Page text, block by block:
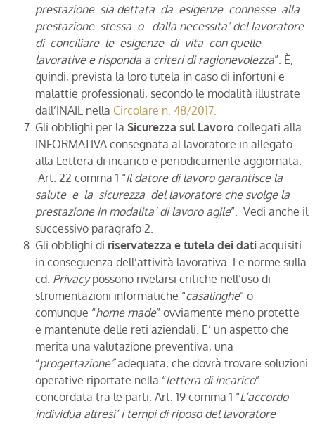
prestazione sia dettata da esigenze connesse alla
prestazione stessa o dalla necessita’ del lavoratore
di conciliare le esigenze di vita con quelle
lavorative e risponda a criteri di ragionevolezza”. È,
quindi, prevista la loro tutela in caso di infortuni e
malattie professionali, secondo le modalità illustrate
dall’INAIL nella Circolare n. 48/2017.
Gli obblighi per la Sicurezza sul Lavoro collegati alla
INFORMATIVA consegnata al lavoratore in allegato
alla Lettera di incarico e periodicamente aggiornata.
Art. 22 comma 1 “Il datore di lavoro garantisce la
salute e la sicurezza del lavoratore che svolge la
prestazione in modalita’ di lavoro agile”. Vedi anche il
successivo paragrafo 2.
Gli obblighi di riservatezza e tutela dei dati acquisiti
in conseguenza dell’attività lavorativa. Le norme sulla
cd. Privacypossono rivelarsi critiche nell’uso di
strumentazioni informatiche “casalinghe” o
comunque “home made” ovviamente meno protette
e mantenute delle reti aziendali. E’ un aspetto che
merita una valutazione preventiva, una
“progettazione”adeguata, che dovrà trovare soluzioni
operative riportate nella “lettera di incarico”
concordata tra le parti. Art. 19 comma 1 “L’accordo
individua altresi’ i tempi di riposo del lavoratore